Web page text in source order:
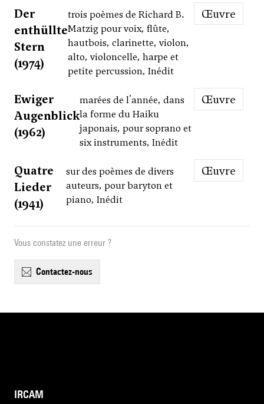
Der
enthüllte
Stern
(1974)
trois poèmes de Richard B.
Matzig pour voix, flûte,
hautbois, clarinette, violon,
alto, violoncelle, harpe et
petite percussion, Inédit
Œuvre
Ewiger
Augenblick
(1962)
marées de l'année, dans
la forme du Haiku
japonais, pour soprano et
six instruments, Inédit
Œuvre
Quatre
Lieder
(1941)
sur des poèmes de divers
auteurs, pour baryton et
piano, Inédit
Œuvre
Vous constatez une erreur ?
contactez-nous
IRCAM